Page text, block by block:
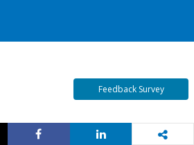
Feedback Survey